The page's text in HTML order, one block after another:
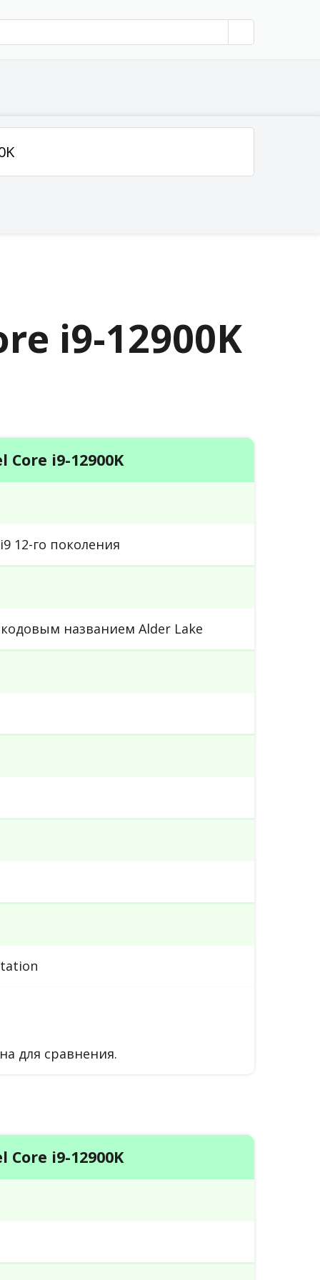
i9-12900K
Core i9-12900K
12-го поколения
названием Alder Lake
для сравнения.
Core i9-12900K